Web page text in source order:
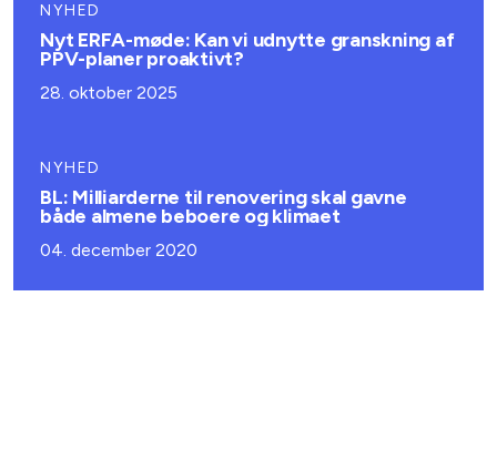
NYHED
Nyt ERFA-møde: Kan vi udnytte granskning af
PPV-planer proaktivt?
28. oktober 2025
NYHED
BL: Milliarderne til renovering skal gavne
både almene beboere og klimaet
04. december 2020